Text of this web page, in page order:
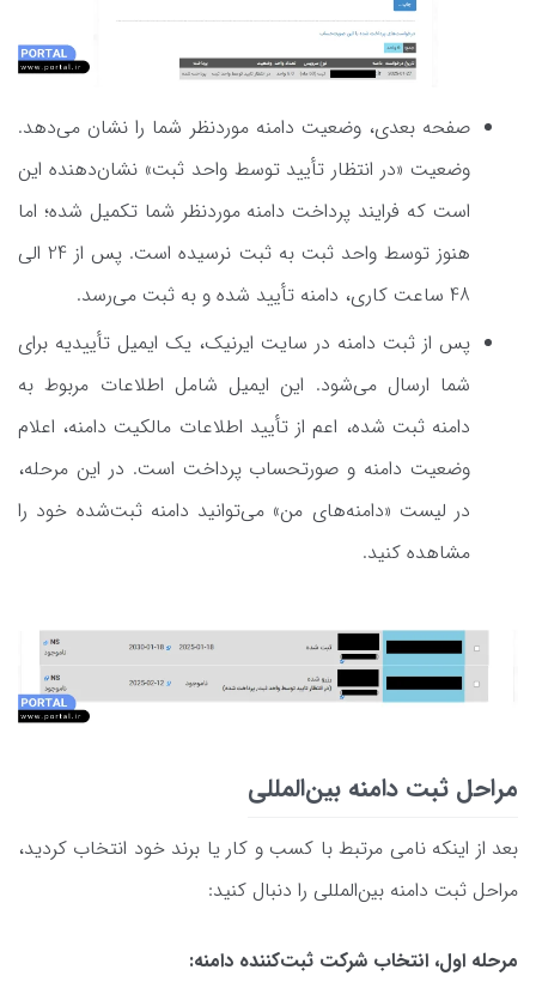
صفحه بعدی، وضعیت دامنه موردنظر شما را نشان می‌دهد.
وضعیت «در انتظار تأیید توسط واحد ثبت» نشان‌دهنده این
است که فرایند پرداخت دامنه موردنظر شما تکمیل شده؛ اما
هنوز توسط واحد ثبت به ثبت نرسیده است. پس از 24 الی
48 ساعت کاری، دامنه تأیید شده و به ثبت می‌رسد.
پس از ثبت دامنه در سایت ایرنیک، یک ایمیل تأییدیه برای
شما ارسال می‌شود. این ایمیل شامل اطلاعات مربوط به
دامنه ثبت شده، اعم از تأیید اطلاعات مالکیت دامنه، اعلام
وضعیت دامنه و صورتحساب پرداخت است. در این مرحله،
در لیست «دامنه‌های من» می‌توانید دامنه ثبت‌شده خود را
مشاهده کنید.
مراحل ثبت دامنه بین‌المللی
بعد از اینکه نامی مرتبط با کسب و کار یا برند خود انتخاب کردید،
مراحل ثبت دامنه بین‌المللی را دنبال ‌کنید:
مرحله اول، انتخاب شرکت ثبت‌کننده دامنه: